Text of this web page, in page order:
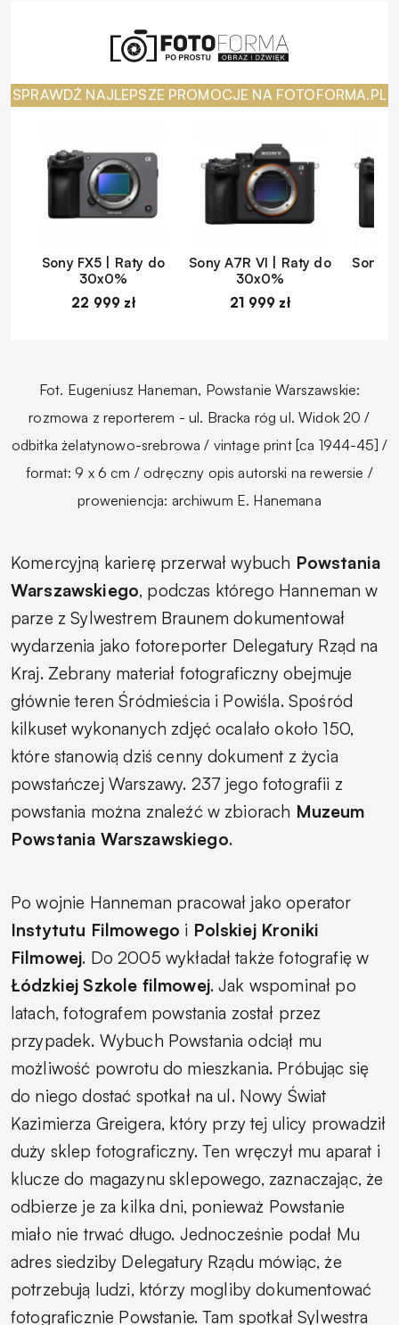
SPRAWDŹ NAJLEPSZE PROMOCJE NA FOTOFORMA.PL
Sony FX5 | Raty do
30x0%
22 999 zł
Sony A7R VI | Raty do
30x0%
21 999 zł
Sony
Fot. Eugeniusz Haneman, Powstanie Warszawskie:
rozmowa z reporterem - ul. Bracka róg ul. Widok 20 /
odbitka żelatynowo-srebrowa / vintage print [ca 1944-45] /
format: 9 x 6 cm / odręczny opis autorski na rewersie /
proweniencja: archiwum E. Hanemana
Komercyjną karierę przerwał wybuch Powstania
Warszawskiego, podczas którego Hanneman w
parze z Sylwestrem Braunem dokumentował
wydarzenia jako fotoreporter Delegatury Rząd na
Kraj. Zebrany materiał fotograficzny obejmuje
głównie teren Śródmieścia i Powiśla. Spośród
kilkuset wykonanych zdjęć ocalało około 150,
które stanowią dziś cenny dokument z życia
powstańczej Warszawy. 237 jego fotografii z
powstania można znaleźć w zbiorach Muzeum
Powstania Warszawskiego.
Po wojnie Hanneman pracował jako operator
Instytutu Filmowego i Polskiej Kroniki
Filmowej. Do 2005 wykładał także fotografię w
Łódzkiej Szkole filmowej.Jak wspominał po
latach, fotografem powstania został przez
przypadek. Wybuch Powstania odciął mu
możliwość powrotu do mieszkania. Próbując się
do niego dostać spotkał na ul. Nowy Świat
Kazimierza Greigera, który przy tej ulicy prowadził
duży sklep fotograficzny. Ten wręczył mu aparat i
klucze do magazynu sklepowego, zaznaczając, że
odbierze je za kilka dni, ponieważ Powstanie
miało nie trwać długo. Jednocześnie podał Mu
adres siedziby Delegatury Rządu mówiąc, że
potrzebują ludzi, którzy mogliby dokumentować
fotograficznie Powstanie. Tam spotkał Sylwestra